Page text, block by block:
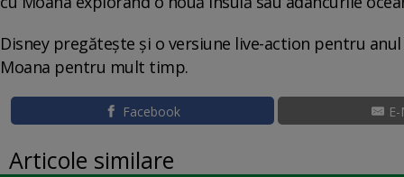
Disney pregătește și o versiune live-action pentru
Moana pentru mult timp.
Facebook
Articole similare